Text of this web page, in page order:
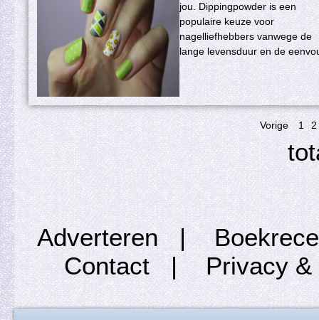
jou. Dippingpowder is een
populaire keuze voor
nagelliefhebbers vanwege de
lange levensduur en de
Vorige 1 2
Adverteren |
Contact|Privacy &